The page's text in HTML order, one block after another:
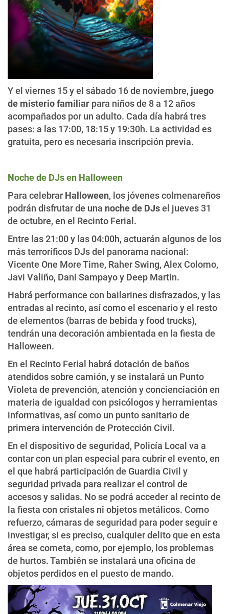
Y el viernes 15 y el sábado 16 de noviembre, juego
de misterio familiar para niños de 8 a 12 años
acompañados por un adulto. Cada día habrá tres
pases: a las 17:00, 18:15 y 19:30h. La actividad es
gratuita, pero es necesaria inscripción previa.
Noche de DJs en Halloween
Para celebrar Halloween, los jóvenes colmenareños
podrán disfrutar de una noche de DJsel jueves 31
de octubre, en el Recinto Ferial.
Entre las 21:00 y las 04:00h, actuarán algunos de los
más terroríficos DJs del panorama nacional:
Vicente One More Time, Raher Swing, Alex Colomo,
Javi Valiño, Dani Sampayo y Deep Martin.
Habrá performance con bailarines disfrazados, y las
entradas al recinto, así como el escenario y el resto
de elementos (barras de bebida y food trucks),
tendrán una decoración ambientada en la fiesta de
Halloween.
En el Recinto Ferial habrá dotación de baños
atendidos sobre camión, y se instalará un Punto
Violeta de prevención, atención y concienciación en
materia de igualdad con psicólogos y herramientas
informativas, así como un punto sanitario de
primera intervención de Protección Civil.
En el dispositivo de seguridad, Policía Local va a
contar con un plan especial para cubrir el evento, en
el que habrá participación de Guardia Civil y
seguridad privada para realizar el control de
accesos y salidas. No se podrá acceder al recinto de
la fiesta con cristales ni objetos metálicos. Como
refuerzo, cámaras de seguridad para poder seguir e
investigar, si es preciso, cualquier delito que en esta
área se cometa, como, por ejemplo, los problemas
de hurtos. También se instalará una oficina de
objetos perdidos en el puesto de mando.